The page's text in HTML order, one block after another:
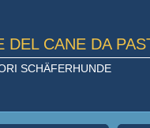
DEL CANE DA
SCHÄFERHUNDE